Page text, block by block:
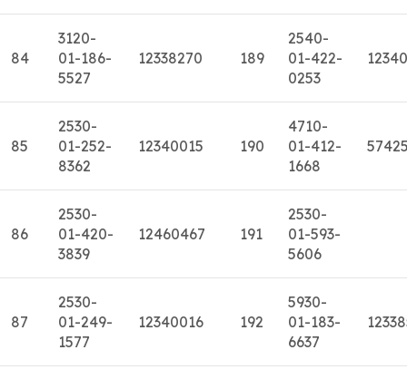
84
3120-
01-186-
5527
12338270 189
2540-
01-422-
0253
85
2530-
01-252-
8362
12340015 190
4710-
01-412-
1668
86
2530-
01-420-
3839
12460467 191
2530-
01-593-
5606
87
2530-
01-249-
1577
12340016 192
5930-
01-183-
6637